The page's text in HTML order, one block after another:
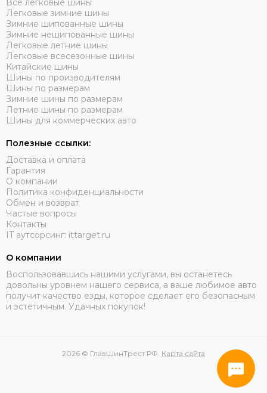
Все легковые шины
Легковые зимние шины
Зимние шипованные шины
Зимние нешипованные шины
Легковые летние шины
Легковые всесезонные шины
Китайские шины
Шины по производителям
Шины по размерам
Зимние шины по размерам
Летние шины по размерам
Шины для коммерческих авто
Полезные ссылки:
Доставка и оплата
Гарантия
О компании
Политика конфиденциальности
Обмен и возврат
Частые вопросы
Контакты
IT аутсорсинг: ittarget.ru
О компании
Воспользовавшись нашими услугами, вы останетесь
довольны уровнем нашего сервиса, а ваше любимое авто
получит качество езды, которое сделает его безопасным
и эстетичным. Удачных покупок!
2026 © ГлавШинТрест.РФ. Карта сайта